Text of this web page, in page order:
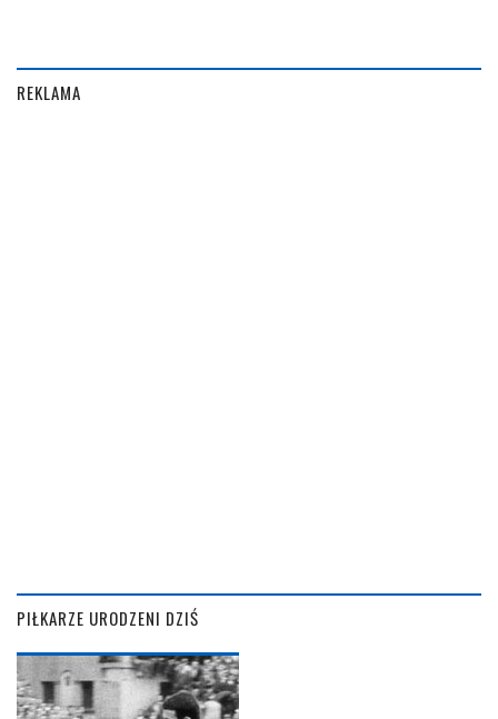
REKLAMA
PIŁKARZE URODZENI DZIŚ